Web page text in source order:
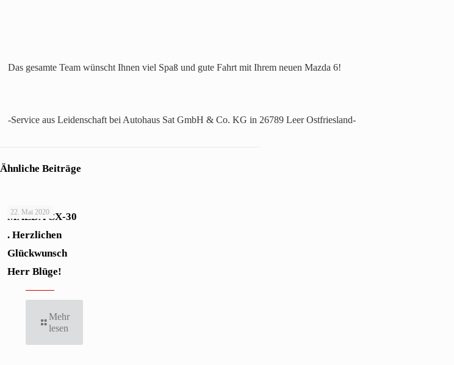
Das gesamte Team wünscht Ihnen viel Spaß und gute Fahrt mit Ihrem neuen Mazda 6!
-Service aus Leidenschaft bei Autohaus Sat GmbH & Co. KG in 26789 Leer Ostfriesland-
Ähnliche Beiträge
22. Mai 2020
MAZDA CX-30
. Herzlichen
Glückwunsch
Herr Blüge!
Mehr
lesen